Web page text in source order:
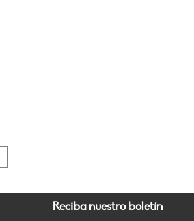
Reciba nuestro boletín